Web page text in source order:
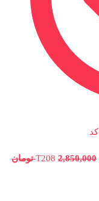
2,850,000
تومان